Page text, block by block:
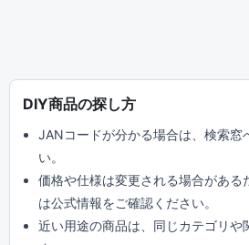
DIY商品の探し方
JANコードが分かる場合は、検索窓
い。
価格や仕様は変更される場合がある
は公式情報をご確認ください。
近い用途の商品は、同じカテゴリや